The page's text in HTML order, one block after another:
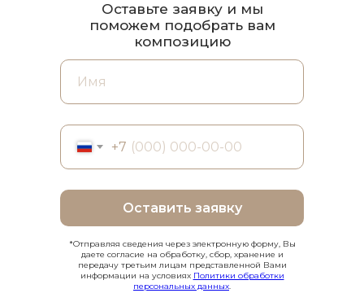
+7
Оставить заявку
Оставьте заявку и мы
поможем подобрать вам
композицию
*Отправляя сведения через электронную форму, Вы
даете согласие на обработку, сбор, хранение и
передачу третьим лицам представленной Вами
информации на условиях Политики обработки
персональных данных.